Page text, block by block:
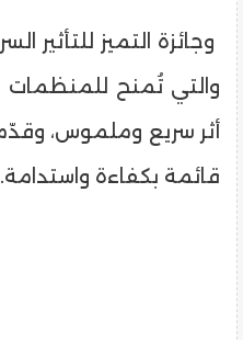
وجائزة التميز للتأثير
والتي تُمنح للمنظمات
أثر سريع وملموس،
قائمة بكفاءة واستدامة.